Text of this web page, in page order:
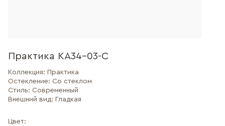
Практика КА34-03-С
Коллекция: Практика
Остекление: Со стеклом
Стиль: Современный
Внешний вид: Гладкая
Цвет: